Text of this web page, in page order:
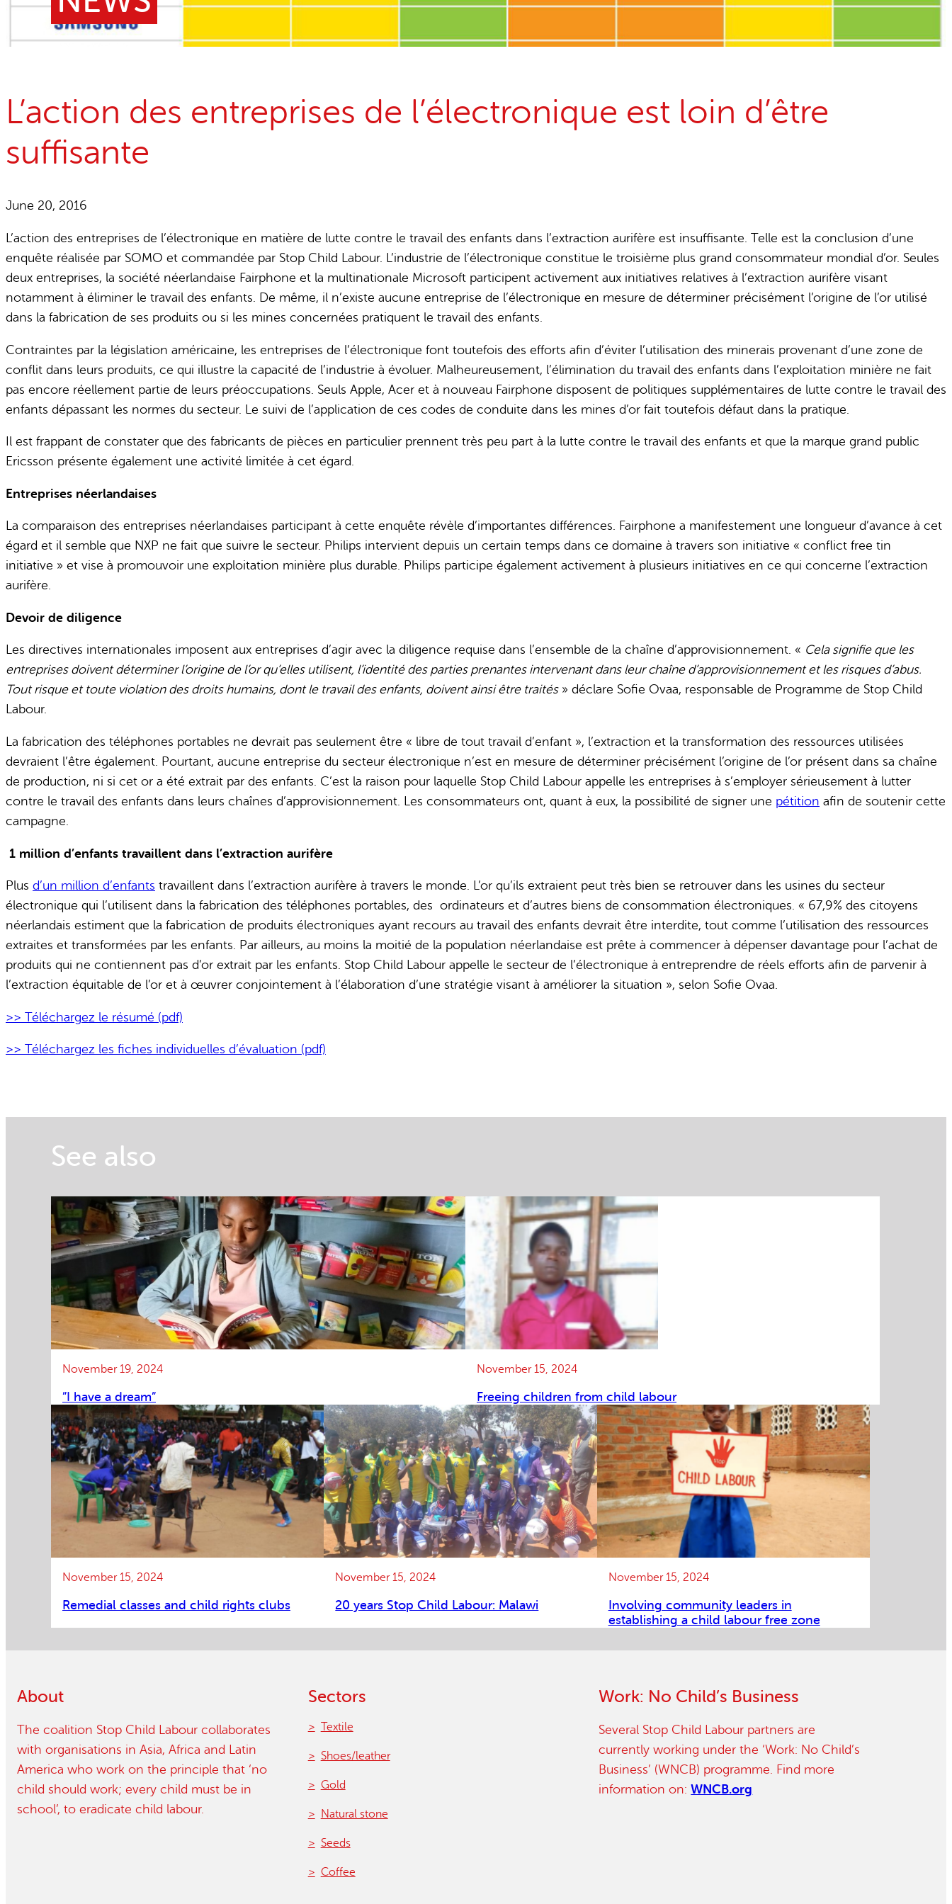
L’action des entreprises de l’électronique est loin d’être
suffisante
June 20, 2016
L’action des entreprises de l’électronique en matière de lutte contre le travail des enfants dans l’extraction aurifère est insuffisante. Telle est la conclusion d’une
enquête réalisée par SOMO et commandée par Stop Child Labour. L’industrie de l’électronique constitue le troisième plus grand consommateur mondial d’or. Seules
deux entreprises, la société néerlandaise Fairphone et la multinationale Microsoft participent activement aux initiatives relatives à l’extraction aurifère visant
notamment à éliminer le travail des enfants. De même, il n’existe aucune entreprise de l’électronique en mesure de déterminer précisément l’origine de l’or utilisé
dans la fabrication de ses produits ou si les mines concernées pratiquent le travail des enfants.
Contraintes par la législation américaine, les entreprises de l’électronique font toutefois des efforts afin d’éviter l’utilisation des minerais provenant d’une zone de
conflit dans leurs produits, ce qui illustre la capacité de l’industrie à évoluer. Malheureusement, l’élimination du travail des enfants dans l’exploitation minière ne fait
pas encore réellement partie de leurs préoccupations. Seuls Apple, Acer et à nouveau Fairphone disposent de politiques supplémentaires de lutte contre le travail des
enfants dépassant les normes du secteur. Le suivi de l’application de ces codes de conduite dans les mines d’or fait toutefois défaut dans la pratique.
Il est frappant de constater que des fabricants de pièces en particulier prennent très peu part à la lutte contre le travail des enfants et que la marque grand public
Ericsson présente également une activité limitée à cet égard.
Entreprises néerlandaises
La comparaison des entreprises néerlandaises participant à cette enquête révèle d’importantes différences. Fairphone a manifestement une longueur d’avance à cet
égard et il semble que NXP ne fait que suivre le secteur. Philips intervient depuis un certain temps dans ce domaine à travers son initiative « conflict free tin
initiative » et vise à promouvoir une exploitation minière plus durable. Philips participe également activement à plusieurs initiatives en ce qui concerne l’extraction
aurifère.
Devoir de diligence
Les directives internationales imposent aux entreprises d’agir avec la diligence requise dans l’ensemble de la chaîne d’approvisionnement. « Cela signifie que les
entreprises doivent déterminer l’origine de l’or qu’elles utilisent, l’identité des parties prenantes intervenant dans leur chaîne d’approvisionnement et les risques d’abus.
Tout risque et toute violation des droits humains, dont le travail des enfants, doivent ainsi être traités» déclare Sofie Ovaa, responsable de Programme de Stop Child
Labour.
La fabrication des téléphones portables ne devrait pas seulement être « libre de tout travail d’enfant », l’extraction et la transformation des ressources utilisées
devraient l’être également. Pourtant, aucune entreprise du secteur électronique n’est en mesure de déterminer précisément l’origine de l’or présent dans sa chaîne
de production, ni si cet or a été extrait par des enfants. C’est la raison pour laquelle Stop Child Labour appelle les entreprises à s’employer sérieusement à lutter
contre le travail des enfants dans leurs chaînes d’approvisionnement. Les consommateurs ont, quant à eux, la possibilité de signer une pétition afin de soutenir cette
campagne.
1 million d’enfants travaillent dans l’extraction aurifère
Plus d’un million d’enfants travaillent dans l’extraction aurifère à travers le monde. L’or qu’ils extraient peut très bien se retrouver dans les usines du secteur
électronique qui l’utilisent dans la fabrication des téléphones portables, des ordinateurs et d’autres biens de consommation électroniques. « 67,9% des citoyens
néerlandais estiment que la fabrication de produits électroniques ayant recours au travail des enfants devrait être interdite, tout comme l’utilisation des ressources
extraites et transformées par les enfants. Par ailleurs, au moins la moitié de la population néerlandaise est prête à commencer à dépenser davantage pour l’achat de
produits qui ne contiennent pas d’or extrait par les enfants. Stop Child Labour appelle le secteur de l’électronique à entreprendre de réels efforts afin de parvenir à
l’extraction équitable de l’or et à œuvrer conjointement à l’élaboration d’une stratégie visant à améliorer la situation », selon Sofie Ovaa.
>> Téléchargez le résumé (pdf)
>> Téléchargez les fiches individuelles d’évaluation (pdf)
See also
November 19, 2024
”I have a dream”
November 15, 2024
Freeing children from child labour
November 15, 2024
Remedial classes and child rights clubs
November 15, 2024
20 years Stop Child Labour: Malawi
November 15, 2024
Involving community leaders in
establishing a child labour free zone
About
The coalition Stop Child Labour collaborates
with organisations in Asia, Africa and Latin
America who work on the principle that ‘no
child should work; every child must be in
school’, to eradicate child labour.
Sectors
Textile
Shoes/leather
Gold
Natural stone
Seeds
Coffee
Work: No Child’s Business
Several Stop Child Labour partners are
currently working under the ‘Work: No Child’s
Business’ (WNCB) programme. Find more
information on:WNCB.org
Child Labour free zones